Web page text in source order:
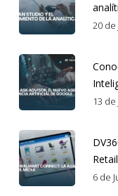
20 de
13
6 de